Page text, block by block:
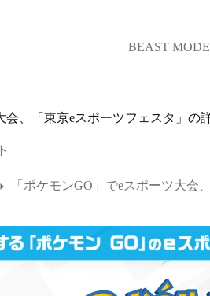
BEAST
会、「東京eスポーツフェスタ」の
「ポケモンGO」でeスポーツ大会